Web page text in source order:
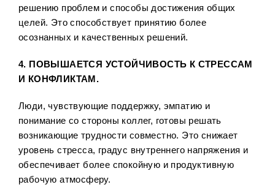
решению проблем и способы достижения общих
целей. Это способствует принятию более
осознанных и качественных решений.
4. ПОВЫШАЕТСЯ УСТОЙЧИВОСТЬ К СТРЕССАМ
И КОНФЛИКТАМ.
Люди, чувствующие поддержку, эмпатию и
понимание со стороны коллег, готовы решать
возникающие трудности совместно. Это снижает
уровень стресса, градус внутреннего напряжения и
обеспечивает более спокойную и продуктивную
рабочую атмосферу.